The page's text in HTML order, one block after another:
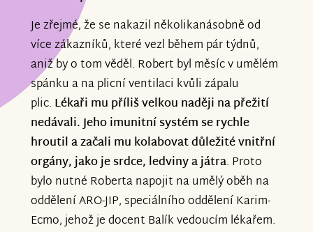
Je zřejmé, že se nakazil několikanásobně od
více zákazníků, které vezl během pár týdnů,
aniž by o tom věděl. Robert byl měsíc v umělém
spánku a na plicní ventilaci kvůli zápalu
plic. Lékaři mu příliš velkou naději na přežití
nedávali. Jeho imunitní systém se rychle
hroutil a začali mu kolabovat důležité vnitřní
orgány, jako je srdce, ledviny a játra. Proto
bylo nutné Roberta napojit na umělý oběh na
oddělení ARO-JIP, speciálního oddělení Karim-
Ecmo, jehož je docent Balík vedoucím lékařem.